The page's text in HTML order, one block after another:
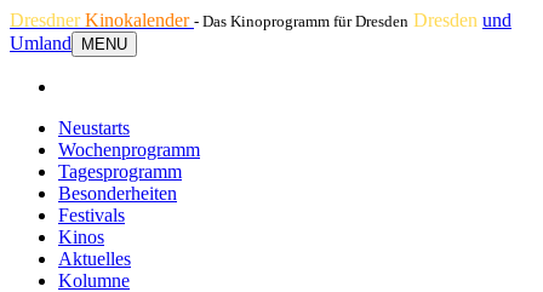
DresdnerKinokalender - Das Kinoprogramm für Dresden Dresden und
Umland
MENU
Neustarts
Wochenprogramm
Tagesprogramm
Besonderheiten
Festivals
Kinos
Aktuelles
Kolumne